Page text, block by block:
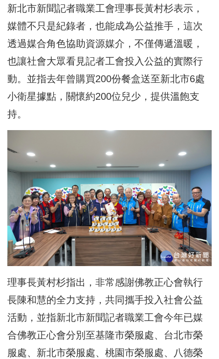
新北市新聞記者職業工會理事長黃村杉表示，
媒體不只是紀錄者，也能成為公益推手，這次
透過媒合角色協助資源媒介，不僅傳遞溫暖，
也讓社會大眾看見記者工會投入公益的實際行
動。並指去年曾購買200份餐盒送至新北市6處
小衛星據點，關懷約200位兒少，提供溫飽支
持。
理事長黃村杉指出，非常感謝佛教正心會執行
長陳和慧的全力支持，共同攜手投入社會公益
活動 ，並指新北市新聞記者職業工會今年已媒
合佛教正心會分別至基隆市榮服處、 台北市榮
服處、 新北市榮服處、 桃園市榮服處、八德榮